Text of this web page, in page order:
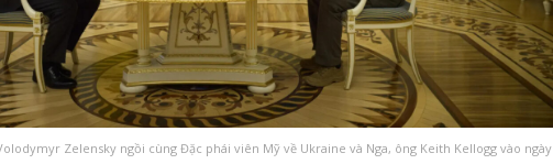
Zelensky ngồi cùng Đặc phái viên Mỹ về Ukraine và Nga, ông Keith Kellogg vào ngày